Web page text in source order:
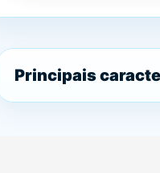
Principais